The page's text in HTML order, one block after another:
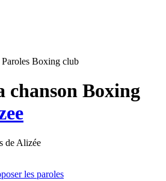
Paroles Boxing club
chanson Boxing
de Alizée
les paroles